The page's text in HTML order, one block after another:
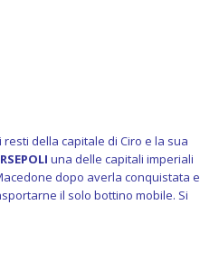
della capitale di Ciro e la sua
una delle capitali imperiali
dopo averla conquistata e
il solo bottino mobile. Si